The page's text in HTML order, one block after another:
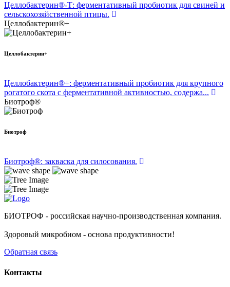
Целлобактерин®-Т: ферментативный пробиотик для свиней и
сельскохозяйственной птицы.
Целлобактерин®+
Целлобактерин+
Целлобактерин®+: ферментативный пробиотик для крупного
рогатого скота с ферментативной активностью, содержа...
Биотроф®
Биотроф
Биотроф®: закваска для силосования.
БИОТРОФ - российская научно-производственная компания.
Здоровый микробиом - основа продуктивности!
Обратная связь
Контакты